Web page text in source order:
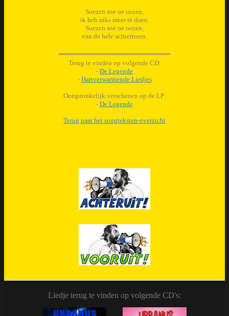
Soezen soe oe oezen,
ik heb niks meer te doen.
Soezen soe oe oezen,
van de hele achternoen.
Terug te vinden op volgende CD:
- De Legende
- Hartverwarmende Liedjes
Oorspronkelijk verschenen op de LP:
- De Legende
Terug naar het songteksten-overzicht
Liedje terug te vinden op volgende CD's: